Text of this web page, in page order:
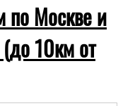
по Москве и
10км от